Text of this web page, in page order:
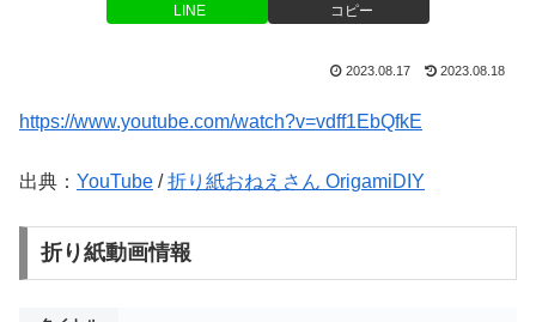
LINE コピー
2023.08.17 2023.08.18
https://www.youtube.com/watch?v=vdff1EbQfkE
出典： YouTube /折り紙おねえさん OrigamiDIY
折り紙動画情報